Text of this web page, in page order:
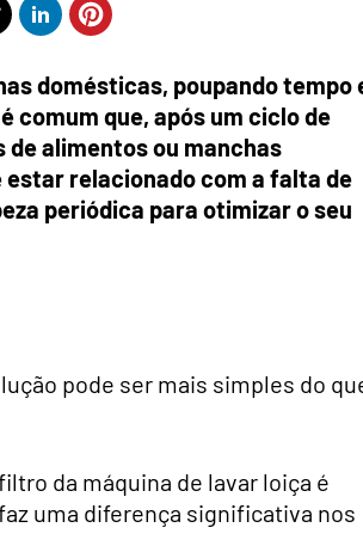
domésticas, poupando tempo
comum que, após um ciclo de
de alimentos ou manchas
relacionado com a falta de
periódica para otimizar o seu
pode ser mais simples do
da máquina de lavar loiça é
uma diferença significativa nos